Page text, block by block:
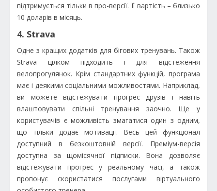
підтримується тільки в про-версії. Її вартість – близько
10 доларів в місяць.
4. Strava
Одне з кращих додатків для бігових тренувань. Також
Strava цілком підходить і для відстеження
велопрогулянок. Крім стандартних функцій, програма
має і деякими соціальними можливостями. Наприклад,
ви можете відстежувати прогрес друзів і навіть
влаштовувати спільні тренування заочно. Ще у
користувачів є можливість змагатися один з одним,
що тільки додає мотивації. Весь цей функціонал
доступний в безкоштовній версії. Преміум-версія
доступна за щомісячної підписки. Вона дозволяє
відстежувати прогрес у реальному часі, а також
пропонує скористатися послугами віртуального